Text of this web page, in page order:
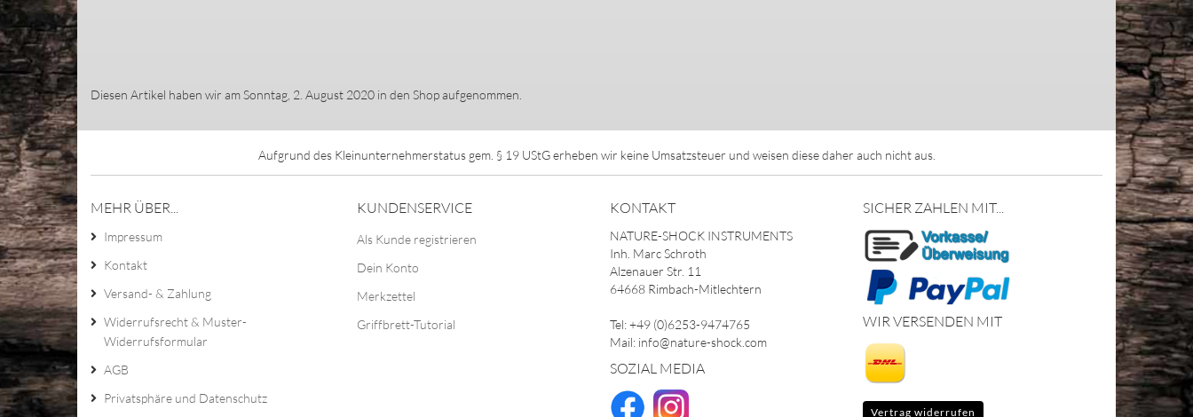
Diesen Artikel haben wir am Sonntag, 2. August 2020 in den Shop aufgenommen.
Aufgrund des Kleinunternehmerstatus gem. § 19 UStG erheben wir keine Umsatzsteuer und weisen diese daher auch nicht aus.
MEHR ÜBER...
Impressum
Kontakt
Versand- & Zahlung
Widerrufsrecht & Muster-
Widerrufsformular
AGB
Privatsphäre und Datenschutz
KUNDENSERVICE
Als Kunde registrieren
Dein Konto
Merkzettel
Griffbrett-Tutorial
KONTAKT
NATURE-SHOCK INSTRUMENTS
Inh. Marc Schroth
Alzenauer Str. 11
64668 Rimbach-Mitlechtern
Tel: +49 (0)6253-9474765
Mail: info@nature-shock.com
SOZIAL MEDIA
SICHER ZAHLEN MIT...
WIR VERSENDEN MIT
Vertrag widerrufen